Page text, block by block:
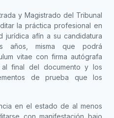
y Magistrado del Tribunal
la práctica profesional en
jurídica afín a su candidatura
años, misma que podrá
vitae con firma autógrafa
final del documento y los
de prueba que los
en el estado de al menos
con manifestación bajo